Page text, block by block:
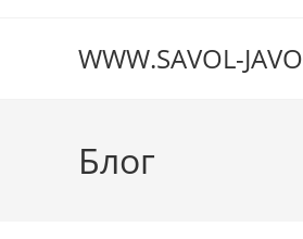
содержимомуWWW.SAVOL-
Блог